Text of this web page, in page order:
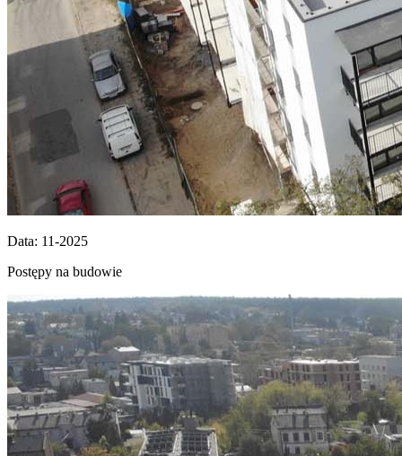
Data: 11-2025
Postępy na budowie